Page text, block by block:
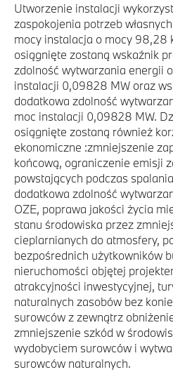
Utworzenie instalacji
zaspokojenia potrzeb
mocy instalacja o mocy 98,28
osiągnięte zostaną wskaźnik
zdolność wytwarzania energii
instalacji 0,09828 MW oraz
dodatkowa zdolność
moc instalacji 0,09828 MW.
osiągnięte zostaną również
ekonomiczne :zmniejszenie
końcową, ograniczenie emisji
powstających podczas
dodatkowa zdolność
OZE, poprawa jakości życia
stanu środowiska przez
cieplarnianych do atmosfery,
bezpośrednich użytkowników
nieruchomości objętej
atrakcyjności inwestycyjnej,
naturalnych zasobów bez
surowców z zewnątrz
zmniejszenie szkód w
wydobyciem surowców i
surowców naturalnych.